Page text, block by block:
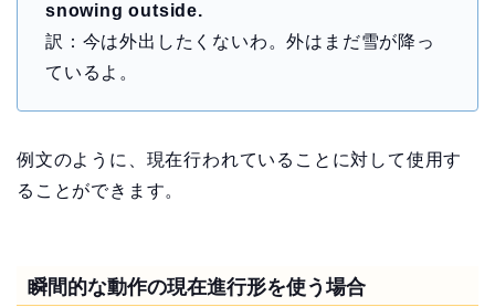
snowing outside.
訳：今は外出したくないわ。外はまだ雪が降っ
ているよ。
例文のように、現在行われていることに対して使用す
ることができます。
瞬間的な動作の現在進行形を使う場合